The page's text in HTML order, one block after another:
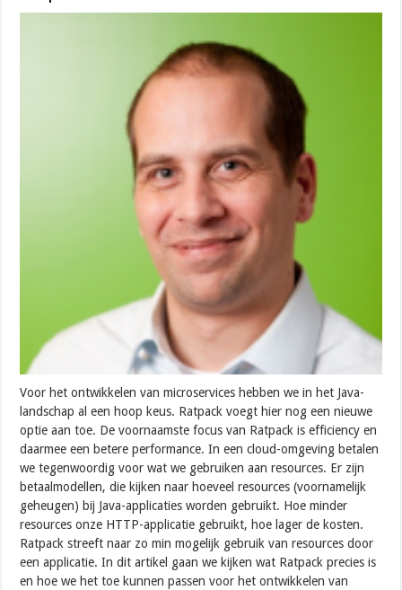
Voor het ontwikkelen van microservices hebben we in het Java-
landschap al een hoop keus. Ratpack voegt hier nog een nieuwe
optie aan toe. De voornaamste focus van Ratpack is efficiency en
daarmee een betere performance. In een cloud-omgeving betalen
we tegenwoordig voor wat we gebruiken aan resources. Er zijn
betaalmodellen, die kijken naar hoeveel resources (voornamelijk
geheugen) bij Java-applicaties worden gebruikt. Hoe minder
resources onze HTTP-applicatie gebruikt, hoe lager de kosten.
Ratpack streeft naar zo min mogelijk gebruik van resources door
een applicatie. In dit artikel gaan we kijken wat Ratpack precies is
en hoe we het toe kunnen passen voor het ontwikkelen van